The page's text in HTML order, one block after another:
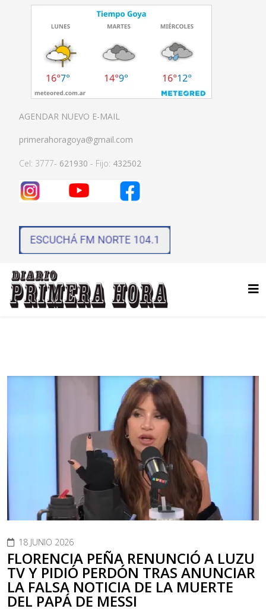
AGENDAR NUEVO E-MAIL
primerahoragoya@gmail.com
Cel: 3777- 621930 - Fijo: 432502
18 JUNIO 2026
FLORENCIA PEÑA RENUNCIÓ A LUZU
TV Y PIDIÓ PERDÓN TRAS ANUNCIAR
LA FALSA NOTICIA DE LA MUERTE
DEL PAPÁ DE MESSI